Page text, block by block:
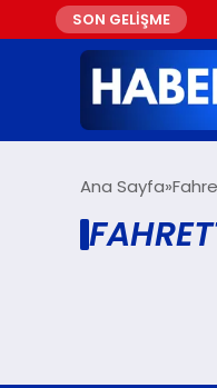
SON GELİŞME
Ana Sayfa